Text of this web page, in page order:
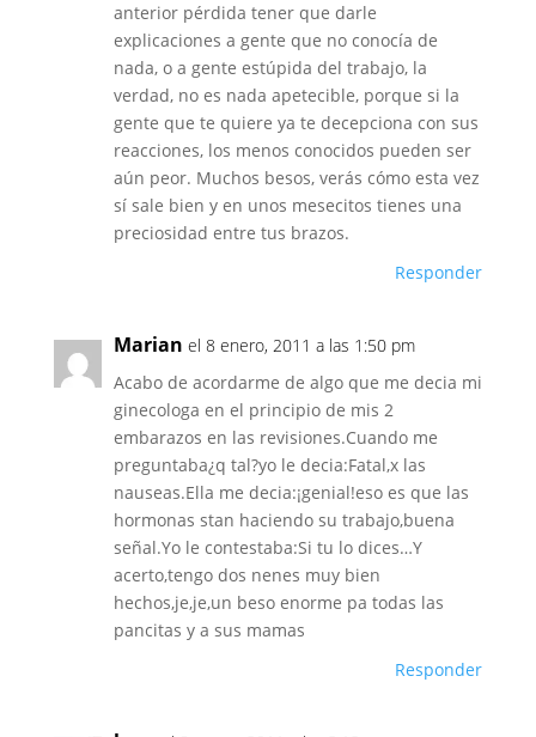
anterior pérdida tener que darle
explicaciones a gente que no conocía de
nada, o a gente estúpida del trabajo, la
verdad, no es nada apetecible, porque si la
gente que te quiere ya te decepciona con sus
reacciones, los menos conocidos pueden ser
aún peor. Muchos besos, verás cómo esta vez
sí sale bien y en unos mesecitos tienes una
preciosidad entre tus brazos.
Responder
Marian el 8 enero, 2011 a las 1:50 pm
Acabo de acordarme de algo que me decia mi
ginecologa en el principio de mis 2
embarazos en las revisiones.Cuando me
preguntaba¿q tal?yo le decia:Fatal,x las
nauseas.Ella me decia:¡genial!eso es que las
hormonas stan haciendo su trabajo,buena
señal.Yo le contestaba:Si tu lo dices…Y
acerto,tengo dos nenes muy bien
hechos,je,je,un beso enorme pa todas las
pancitas y a sus mamas
Responder